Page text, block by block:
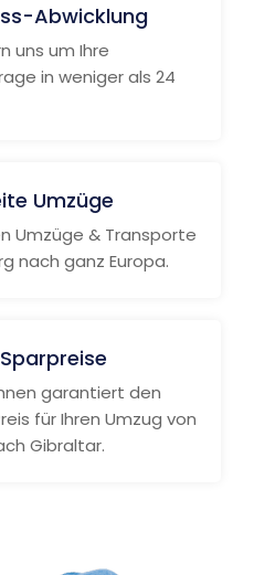
Abwicklung
uns um Ihre
in weniger als 24
Umzüge
Umzüge & Transporte
nach ganz Europa.
garantiert den
für Ihren Umzug von
Gibraltar.